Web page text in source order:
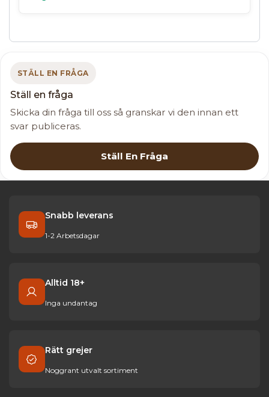
STÄLL EN FRÅGA
Ställ en fråga
Skicka din fråga till oss så granskar vi den innan ett
svar publiceras.
Ställ En Fråga
Snabb leverans
1-2 Arbetsdagar
Alltid 18+
Inga undantag
Rätt grejer
Noggrant utvalt sortiment